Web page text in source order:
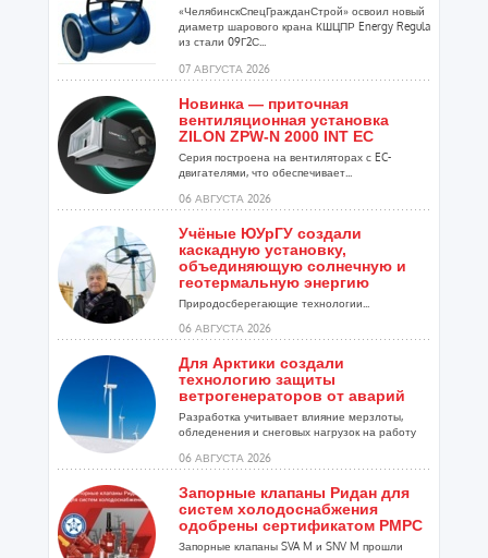
«ЧелябинскСпецГражданСтрой» освоил новый
диаметр шарового крана КШЦПР Energy Regula
из стали 09Г2С...
07 АВГУСТА 2026
Новинка — приточная
вентиляционная установка
ZILON ZPW-N 2000 INT EC
Серия построена на вентиляторах с EC-
двигателями, что обеспечивает...
06 АВГУСТА 2026
Учёные ЮУрГУ создали
каскадную установку,
объединяющую солнечную и
геотермальную энергию
Природосберегающие технологии...
06 АВГУСТА 2026
Для Арктики создали
технологию защиты
ветрогенераторов от аварий
Разработка учитывает влияние мерзлоты,
обледенения и снеговых нагрузок на работу
06 АВГУСТА 2026
Запорные клапаны Ридан для
систем холодоснабжения
одобрены сертификатом РМРС
Запорные клапаны SVA M и SNV M прошли